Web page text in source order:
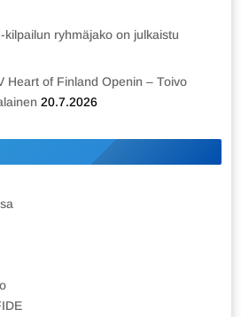
ryhmäjako on julkaistu
Heart of Finland Openin – Toivo
20.7.2026